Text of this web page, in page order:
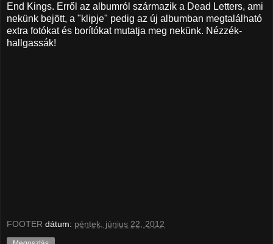
End Kings. Erről az albumról származik a Dead Letters, ami
nekünk bejött, a "klipje" pedig az új albumban megtalálható
extra fotókat és borítókat mutatja meg nekünk. Nézzék-
hallgassák!
FOOTER dátum: péntek, június 22, 2012